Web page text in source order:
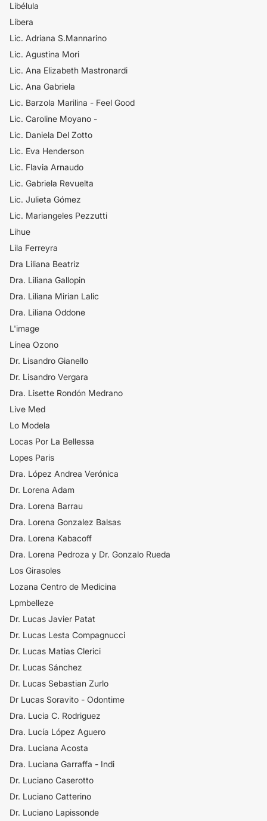
Libélula
Líbera
Lic. Adriana S.Mannarino
Lic. Agustina Mori
Lic. Ana Elizabeth Mastronardi
Lic. Ana Gabriela
Lic. Barzola Marilina - Feel Good
Lic. Caroline Moyano -
Lic. Daniela Del Zotto
Lic. Eva Henderson
Lic. Flavia Arnaudo
Lic. Gabriela Revuelta
Lic. Julieta Gómez
Lic. Mariangeles Pezzutti
Lihue
Lila Ferreyra
Dra Liliana Beatriz
Dra. Liliana Gallopin
Dra. Liliana Mirian Lalic
Dra. Liliana Oddone
L'image
Línea Ozono
Dr. Lisandro Gianello
Dr. Lisandro Vergara
Dra. Lisette Rondón Medrano
Live Med
Lo Modela
Locas Por La Bellessa
Lopes Paris
Dra. López Andrea Verónica
Dr. Lorena Adam
Dra. Lorena Barrau
Dra. Lorena Gonzalez Balsas
Dra. Lorena Kabacoff
Dra. Lorena Pedroza y Dr. Gonzalo Rueda
Los Girasoles
Lozana Centro de Medicina
Lpmbelleze
Dr. Lucas Javier Patat
Dr. Lucas Lesta Compagnucci
Dr. Lucas Matias Clerici
Dr. Lucas Sánchez
Dr. Lucas Sebastian Zurlo
Dr Lucas Soravito - Odontime
Dra. Lucia C. Rodriguez
Dra. Lucía López Aguero
Dra. Luciana Acosta
Dra. Luciana Garraffa - Indi
Dr. Luciano Caserotto
Dr. Luciano Catterino
Dr. Luciano Lapissonde